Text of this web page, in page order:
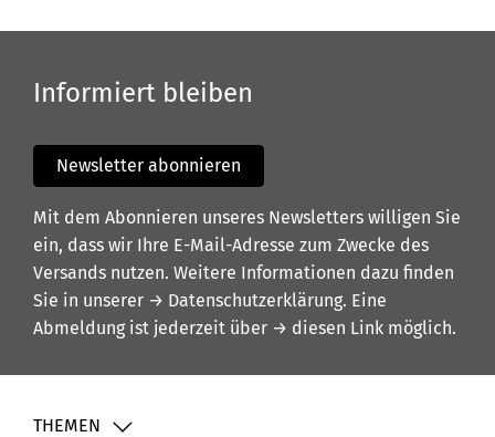
Informiert bleiben
Newsletter abonnieren
Mit dem Abonnieren unseres Newsletters willigen Sie
ein, dass wir Ihre E-Mail-Adresse zum Zwecke des
Versands nutzen. Weitere Informationen dazu finden
Sie in unserer → Datenschutzerklärung. Eine
Abmeldung ist jederzeit über → diesen Link möglich.
THEMEN